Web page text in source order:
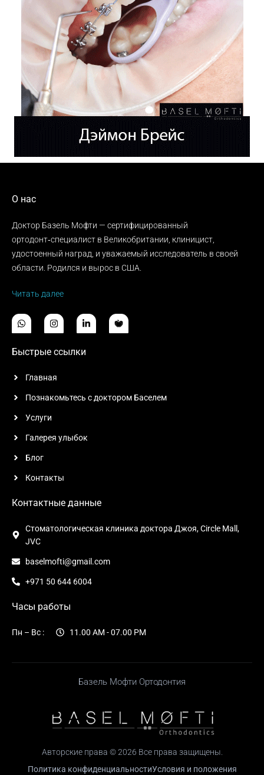
О нас
Доктор Базель Мофти — сертифицированный
ортодонт‑специалист в Великобритании, клиницист,
удостоенный наград, и уважаемый исследователь в своей
области. Родился и вырос в США.
Читать далее
Быстрые ссылки
Главная
Познакомьтесь с доктором Баселем
Услуги
Галерея улыбок
Блог
Контакты
Контактные данные
Стоматологическая клиника доктора Джоя, Circle Mall,
JVC
baselmofti@gmail.com
+971 50 644 6004
Часы работы
Пн – Вс : 11.00 AM - 07.00 PM
Базель Мофти Ортодонтия
Авторские права © 2026 Все права защищены.
Политика конфиденциальностиУсловия и положения